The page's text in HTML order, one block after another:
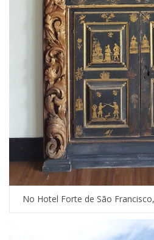
No Hotel Forte de São